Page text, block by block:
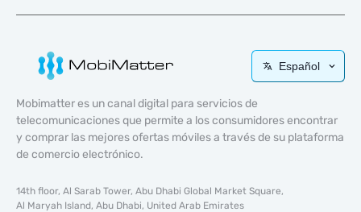
Español
Mobimatter es un canal digital para servicios de
telecomunicaciones que permite a los consumidores encontrar
y comprar las mejores ofertas móviles a través de su plataforma
de comercio electrónico.
14th floor, Al Sarab Tower, Abu Dhabi Global Market Square,
Al Maryah Island, Abu Dhabi, United Arab Emirates